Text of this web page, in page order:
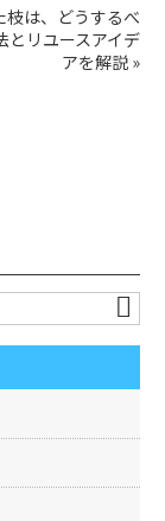
枝は、どうするべ
とリユースアイデ
アを解説 »